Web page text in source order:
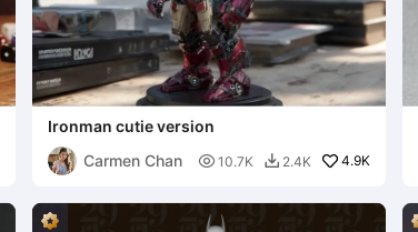
Ironman cutie version
Carmen Chan
 10.7K  2.4K 4.9K